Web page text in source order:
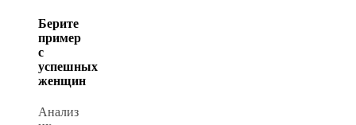
Берите
пример
с
успешных
женщин
Анализ